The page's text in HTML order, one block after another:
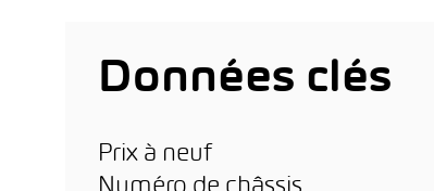
Données clés
Prix à neuf